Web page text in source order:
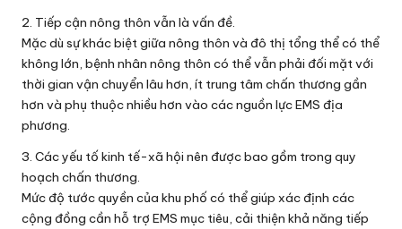
2. Tiếp cận nông thôn vẫn là vấn đề.
Mặc dù sự khác biệt giữa nông thôn và đô thị tổng thể có thể
không lớn, bệnh nhân nông thôn có thể vẫn phải đối mặt với
thời gian vận chuyển lâu hơn, ít trung tâm chấn thương gần
hơn và phụ thuộc nhiều hơn vào các nguồn lực EMS địa
phương.
3. Các yếu tố kinh tế-xã hội nên được bao gồm trong quy
hoạch chấn thương.
Mức độ tước quyền của khu phố có thể giúp xác định các
cộng đồng cần hỗ trợ EMS mục tiêu, cải thiện khả năng tiếp